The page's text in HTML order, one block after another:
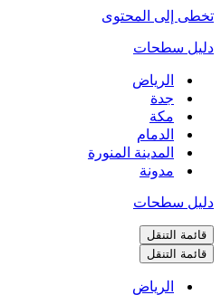
تخطى إلى المحتوى
دليل سطحات
الرياض
جدة
مكة
الدمام
المدينة المنورة
مدونة
دليل سطحات
قائمة التنقل
قائمة التنقل
الرياض